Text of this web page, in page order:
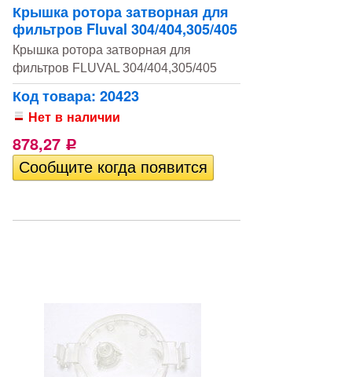
Крышка ротора затворная для
фильтров Fluval 304/404,305/405
Крышка ротора затворная для
фильтров FLUVAL 304/404,305/405
Код товара: 20423
Нет в наличии
878,27 Р